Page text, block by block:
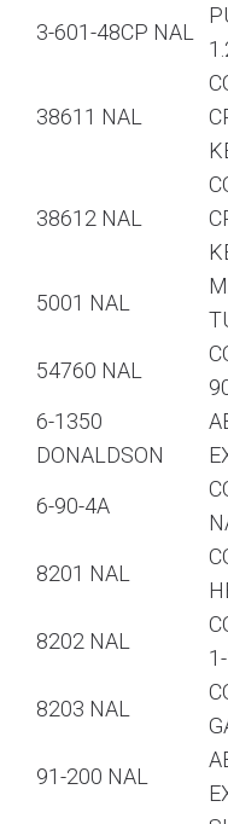
3-601-48CP NAL
38611 NAL
38612 NAL
5001 NAL
54760 NAL
6-1350
DONALDSON
6-90-4A
8201 NAL
8202 NAL
8203 NAL
91-200 NAL